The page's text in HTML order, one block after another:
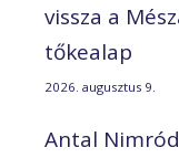
vissza a
tőkealap
2026. augusztus 9.
Antal